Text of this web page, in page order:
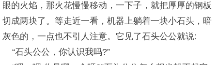
眼的火焰，那火花慢慢移动，一下子，就把厚厚的钢板
切成两块了。等走近一看，机器上躺着一块小石头，暗
灰色的，一点也不引人注意。它见了石头公公就说:
“石头公公，你认识我吗?”